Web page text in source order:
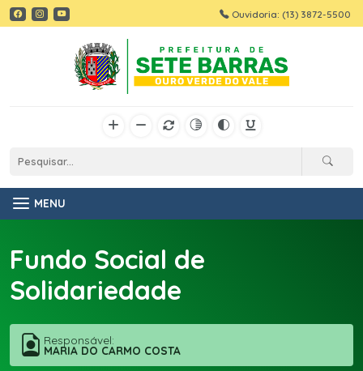
Ouvidoria: (13) 3872-5500
MENU
Fundo Social de
Solidariedade
Responsável:
MARIA DO CARMO COSTA